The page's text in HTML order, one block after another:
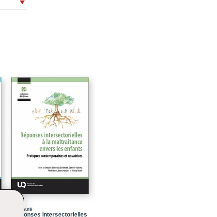
11
43
Nouveauté
Réponses intersectorielles